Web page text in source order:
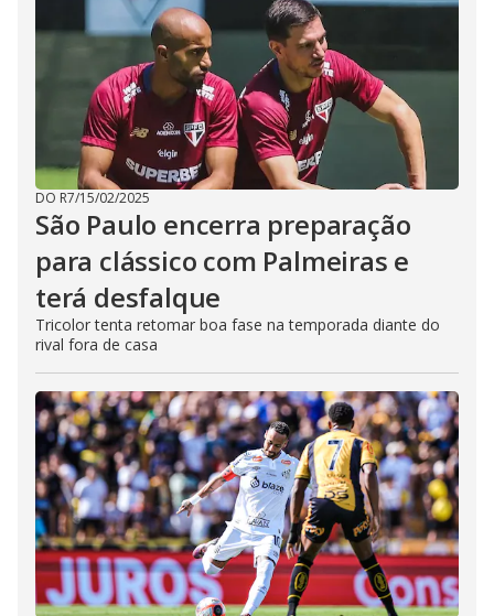
DO R7/15/02/2025
São Paulo encerra preparação
para clássico com Palmeiras e
terá desfalque
Tricolor tenta retomar boa fase na temporada diante do
rival fora de casa